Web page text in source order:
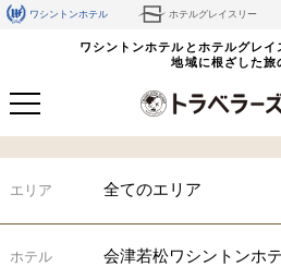
ワシントンホテル ホテルグレイスリー
ワシントンホテルとホテルグレイ
地域に根ざした旅
エリア 全てのエリア
ホテル 会津若松ワシントンホ